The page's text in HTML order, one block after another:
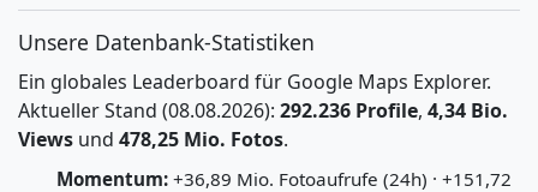
Unsere Datenbank-Statistiken
Ein globales Leaderboard für Google Maps Explorer.
Aktueller Stand (08.08.2026): 292.236 Profile, 4,34 Bio.
Views und 478,25 Mio. Fotos.
Momentum: +36,89 Mio. Fotoaufrufe (24h) · +151,72